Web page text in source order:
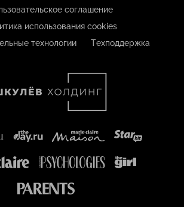
соглашение
использования cookies
технологии
Техподдержка